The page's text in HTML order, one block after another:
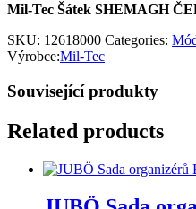
Mil-Tec Šátek SHEMAGH
SKU: 12618000 Categories:
Výrobce:Mil-Tec
Související produkty
Related products